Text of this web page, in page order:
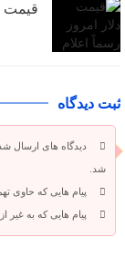
قیمت
ثبت دیدگاه
دیدگاه های ارسال
شد.
پیام هایی که حاوی
پیام هایی که به غیر